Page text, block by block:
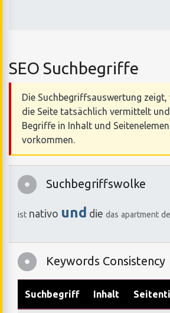
SEO Suchbegriffe
Die Suchbegriffsauswertung zeigt,
die Seite tatsächlich vermittelt
Begriffe in Inhalt und
vorkommen.
Suchbegriffswolke
ist nativo und die das apartment
Keywords Consistency
Suchbegriff Inhalt